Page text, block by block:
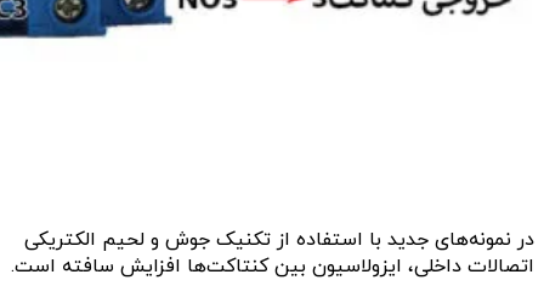
در نمونه‌های جدید با استفاده از تکنیک جوش و لحیم الکتریکی
اتصالات داخلی، ایزولاسیون بین کنتاکت‌ها افزایش سافته است.